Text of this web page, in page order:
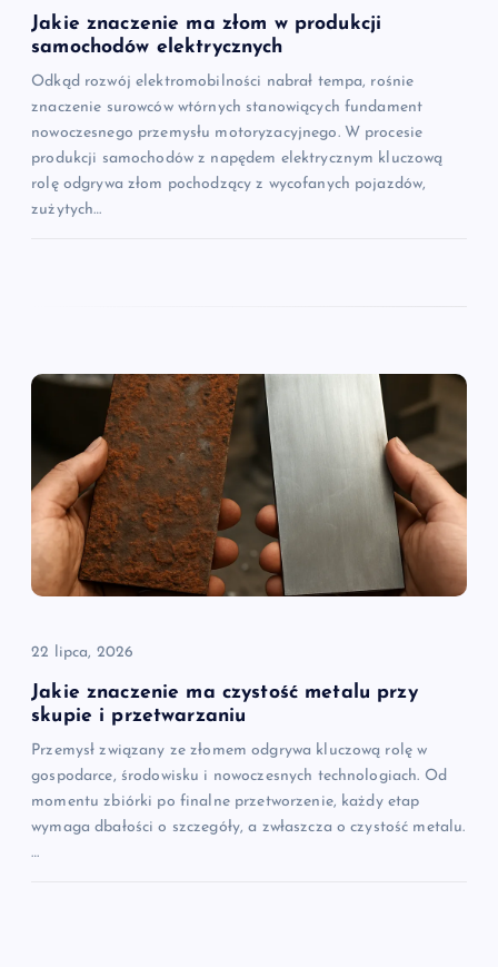
Jakie znaczenie ma złom w produkcji
samochodów elektrycznych
Odkąd rozwój elektromobilności nabrał tempa, rośnie
znaczenie surowców wtórnych stanowiących fundament
nowoczesnego przemysłu motoryzacyjnego. W procesie
produkcji samochodów z napędem elektrycznym kluczową
rolę odgrywa złom pochodzący z wycofanych pojazdów,
zużytych…
22 lipca, 2026
Jakie znaczenie ma czystość metalu przy
skupie i przetwarzaniu
Przemysł związany ze złomem odgrywa kluczową rolę w
gospodarce, środowisku i nowoczesnych technologiach. Od
momentu zbiórki po finalne przetworzenie, każdy etap
wymaga dbałości o szczegóły, a zwłaszcza o czystość metalu.
…